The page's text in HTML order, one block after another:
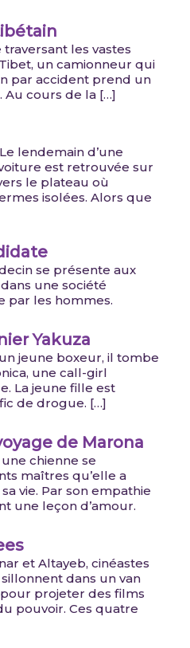
les vastes
un camionneur qui
par accident prend un
Au cours de la […]
lendemain d’une
est retrouvée sur
le plateau où
isolées. Alors que
se présente aux
une société
par les hommes.
Yakuza
jeune boxeur, il tombe
une call-girl
La jeune fille est
de drogue. […]
de Marona
chienne se
maîtres qu’elle a
vie. Par son empathie
une leçon d’amour.
et Altayeb, cinéastes
dans un van
projeter des films
pouvoir. Ces quatre